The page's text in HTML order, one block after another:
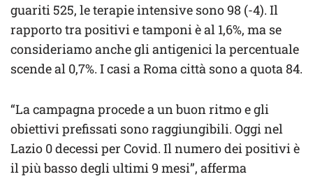
guariti 525, le terapie intensive sono 98 (-4). Il
rapporto tra positivi e tamponi è al 1,6%, ma se
consideriamo anche gli antigenici la percentuale
scende al 0,7%. I casi a Roma città sono a quota 84.
“La campagna procede a un buon ritmo e gli
obiettivi prefissati sono raggiungibili. Oggi nel
Lazio 0 decessi per Covid. Il numero dei positivi è
il più basso degli ultimi 9 mesi”, afferma